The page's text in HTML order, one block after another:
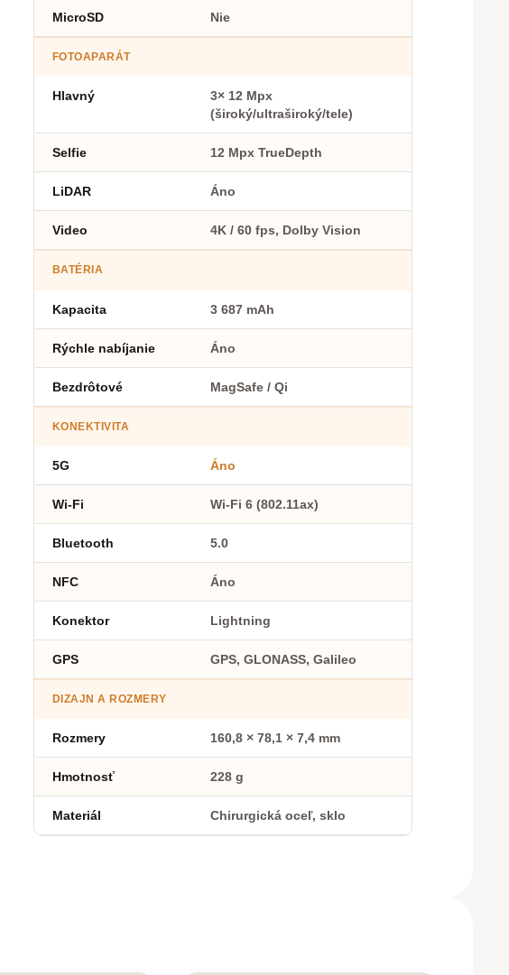
MicroSD Nie
FOTOAPARÁT
Hlavný
3× 12 Mpx
(široký/ultraširoký/tele)
Selfie 12 Mpx TrueDepth
LiDAR Áno
Video 4K / 60 fps, Dolby Vision
BATÉRIA
Kapacita 3 687 mAh
Rýchle nabíjanie Áno
Bezdrôtové MagSafe / Qi
KONEKTIVITA
5G Áno
Wi-Fi Wi-Fi 6 (802.11ax)
Bluetooth 5.0
NFC Áno
Konektor Lightning
GPS GPS, GLONASS, Galileo
DIZAJN A ROZMERY
Rozmery 160,8 × 78,1 × 7,4 mm
Hmotnosť 228 g
Materiál Chirurgická oceľ, sklo